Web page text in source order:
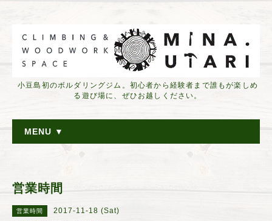
小豆島初のボルダリングジム。初心者から経験者まで誰もが楽しめ
る遊び場に、ぜひお越しください。
MENU ▼
営業時間
営業時間 2017-11-18 (Sat)